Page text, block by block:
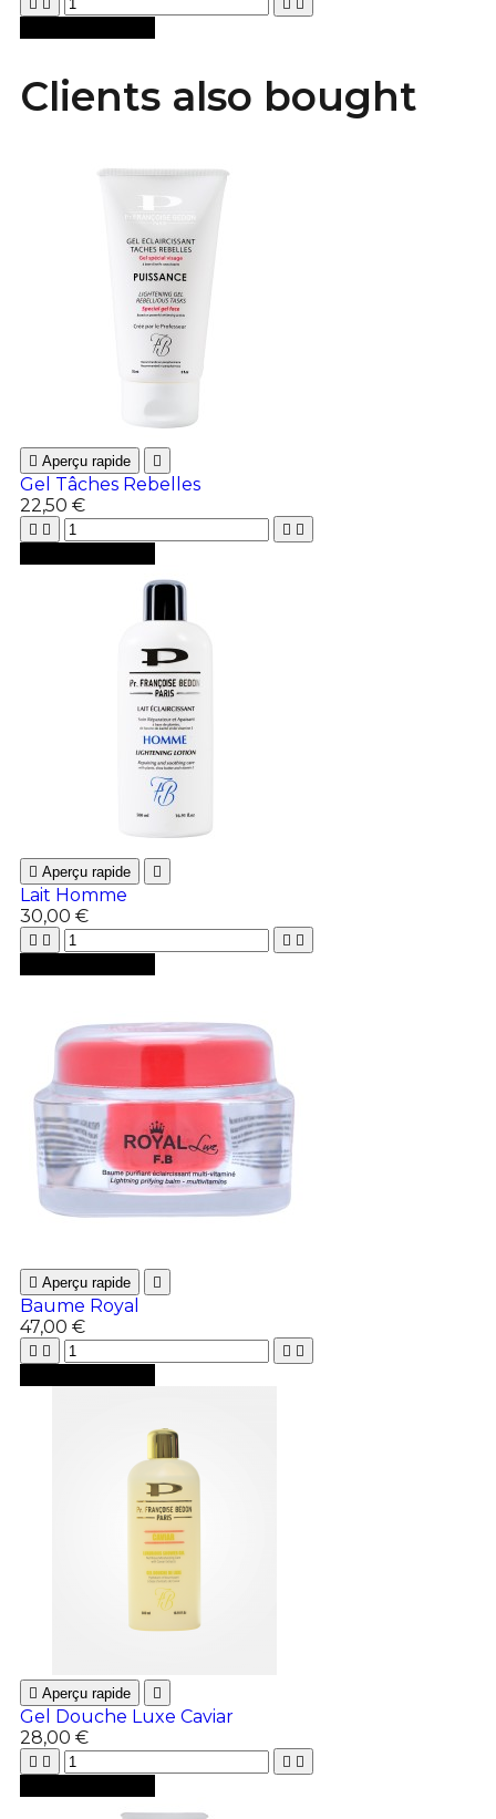
   
Clients also bought
 Aperçu rapide 
Gel Tâches Rebelles
22,50 €
   
 Aperçu rapide 
Lait Homme
30,00 €
   
 Aperçu rapide 
Baume Royal
47,00 €
   
 Aperçu rapide 
Gel Douche Luxe Caviar
28,00 €
   